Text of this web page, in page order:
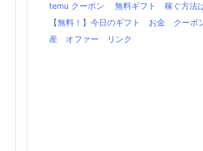
temu クーポン 無料ギフト 稼ぐ方法
【無料！】今日のギフト お金 クー
産 オファー リンク